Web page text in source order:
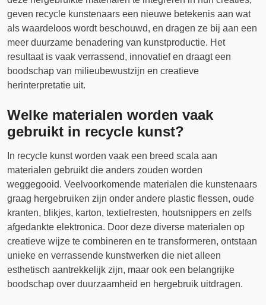
geven recycle kunstenaars een nieuwe betekenis aan wat
als waardeloos wordt beschouwd, en dragen ze bij aan een
meer duurzame benadering van kunstproductie. Het
resultaat is vaak verrassend, innovatief en draagt een
boodschap van milieubewustzijn en creatieve
herinterpretatie uit.
Welke materialen worden vaak
gebruikt in recycle kunst?
In recycle kunst worden vaak een breed scala aan
materialen gebruikt die anders zouden worden
weggegooid. Veelvoorkomende materialen die kunstenaars
graag hergebruiken zijn onder andere plastic flessen, oude
kranten, blikjes, karton, textielresten, houtsnippers en zelfs
afgedankte elektronica. Door deze diverse materialen op
creatieve wijze te combineren en te transformeren, ontstaan
unieke en verrassende kunstwerken die niet alleen
esthetisch aantrekkelijk zijn, maar ook een belangrijke
boodschap over duurzaamheid en hergebruik uitdragen.